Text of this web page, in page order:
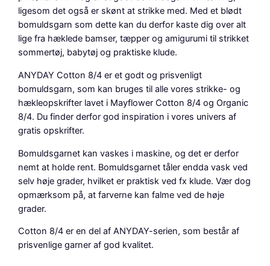
n
t
a
ligesom det også er skønt at strikke med. Med et blødt
bomuldsgarn som dette kan du derfor kaste dig over alt
lige fra hæklede bamser, tæpper og amigurumi til strikket
sommertøj, babytøj og praktiske klude.
ANYDAY Cotton 8/4 er et godt og prisvenligt
bomuldsgarn, som kan bruges til alle vores strikke- og
hækleopskrifter lavet i Mayflower Cotton 8/4 og Organic
8/4. Du finder derfor god inspiration i vores univers af
gratis opskrifter.
Bomuldsgarnet kan vaskes i maskine, og det er derfor
nemt at holde rent. Bomuldsgarnet tåler endda vask ved
selv høje grader, hvilket er praktisk ved fx klude. Vær dog
opmærksom på, at farverne kan falme ved de høje
grader.
Cotton 8/4 er en del af ANYDAY-serien, som består af
prisvenlige garner af god kvalitet.